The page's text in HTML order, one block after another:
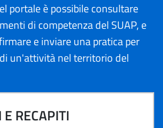
portale è possibile consultare
di competenza del SUAP, e
e inviare una pratica per
un'attività nel territorio del
RECAPITI